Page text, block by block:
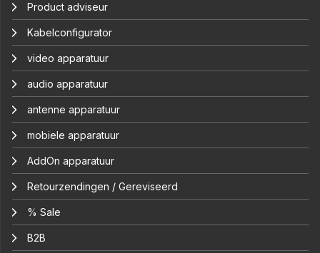
Product adviseur
Kabelconfigurator
video apparatuur
audio apparatuur
antenne apparatuur
mobiele apparatuur
AddOn apparatuur
Retourzendingen / Gereviseerd
% Sale
B2B